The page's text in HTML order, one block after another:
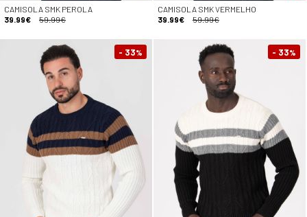
CAMISOLA SMK PEROLA
39.99€
59.99€
CAMISOLA SMK VERMELHO
39.99€
59.99€
- 33% - 33%